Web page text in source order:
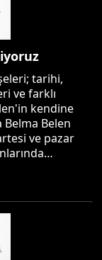
tarihi,
ve farklı
kendine
Belen
ve pazar